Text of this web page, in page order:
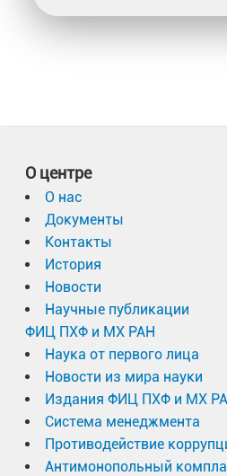
О центре
О нас
Документы
Контакты
История
Новости
Научные публикации
ФИЦ ПХФ и МХ РАН
Наука от первого лица
Новости из мира науки
Издания ФИЦ ПХФ и МХ
Система менеджмента
Противодействие
Антимонопольный